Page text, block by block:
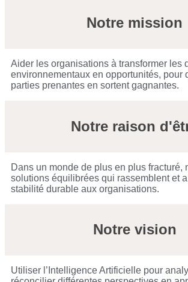
Notre mission
Aider les organisations à transformer les
environnementaux en opportunités, pour
parties prenantes en sortent gagnantes.
Notre raison
Dans un monde de plus en plus fracturé,
solutions équilibrées qui rassemblent et
stabilité durable aux organisations.
Notre vision
Utiliser l’Intelligence Artificielle pour